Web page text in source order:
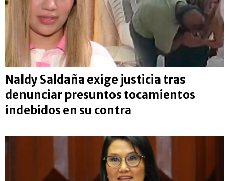
Naldy Saldaña exige justicia tras
denunciar presuntos tocamientos
indebidos en su contra